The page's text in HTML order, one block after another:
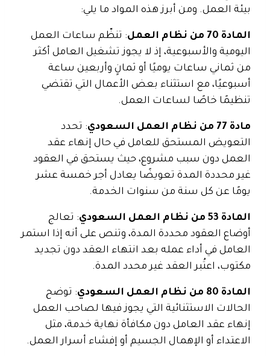
بيئة العمل. ومن أبرز هذه المواد ما يلي:
المادة 70 من نظام العمل
: تنظّم ساعات العمل
اليومية والأسبوعية، إذ لا يجوز تشغيل العامل أكثر
من ثماني ساعات يوميًا أو ثمانٍ وأربعين ساعة
أسبوعيًا، مع استثناء بعض الأعمال التي تقتضي
تنظيمًا خاصًا لساعات العمل.
مادة 77 من نظام العمل السعودي
: تحدد
التعويض المستحق للعامل في حال إنهاء عقد
العمل دون سبب مشروع، حيث يستحق في العقود
غير محددة المدة تعويضًا يعادل أجر خمسة عشر
يومًا عن كل سنة من سنوات الخدمة.
المادة 53 من نظام العمل السعودي
: تعالج
أوضاع العقود محددة المدة، وتنص على أنه إذا استمر
العامل في أداء عمله بعد انتهاء العقد دون تجديد
مكتوب، اعتُبر العقد غير محدد المدة.
المادة 80 من نظام العمل السعودي​
: توضح
الحالات الاستثنائية التي يجوز فيها لصاحب العمل
إنهاء عقد العامل دون مكافأة نهاية خدمة، مثل
الاعتداء أو الإهمال الجسيم أو إفشاء أسرار العمل.